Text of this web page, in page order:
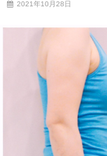
2021年10月28日